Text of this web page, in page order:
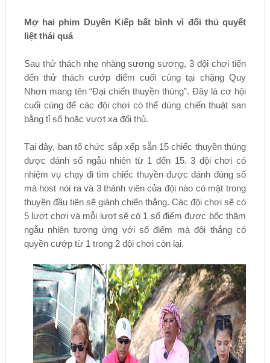
Mợ hai phim Duyên Kiếp bất bình vì đối thủ quyết
liệt thái quá
Sau thử thách nhẹ nhàng sương sương, 3 đội chơi tiến
đến thử thách cướp điểm cuối cùng tại chặng Quy
Nhơn mang tên “Đại chiến thuyền thúng”. Đây là cơ hội
cuối cùng để các đội chơi có thể dùng chiến thuật san
bằng tỉ số hoặc vượt xa đối thủ.
Tại đây, ban tổ chức sắp xếp sẵn 15 chiếc thuyền thúng
được đánh số ngẫu nhiên từ 1 đến 15. 3 đội chơi có
nhiệm vụ chạy đi tìm chiếc thuyền được đánh đúng số
mà host nói ra và 3 thành viên của đội nào có mặt trong
thuyền đầu tiên sẽ giành chiến thắng. Các đội chơi sẽ có
5 lượt chơi và mỗi lượt sẽ có 1 số điểm được bốc thăm
ngẫu nhiên tương ứng với số điểm mà đội thắng có
quyền cướp từ 1 trong 2 đội chơi còn lại.